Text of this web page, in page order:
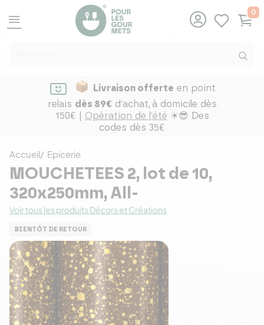
menu
0
Livraison offerte en point
relais dès 89€ d'achat, à domicile dès
150€ | Opération de l'été ☀😎 Des
codes dès 35€
Accueil Epicerie
MOUCHETEES 2, lot de 10,
320x250mm, All-
Voir tous les produits Décors et Créations
BIENTÔT DE RETOUR